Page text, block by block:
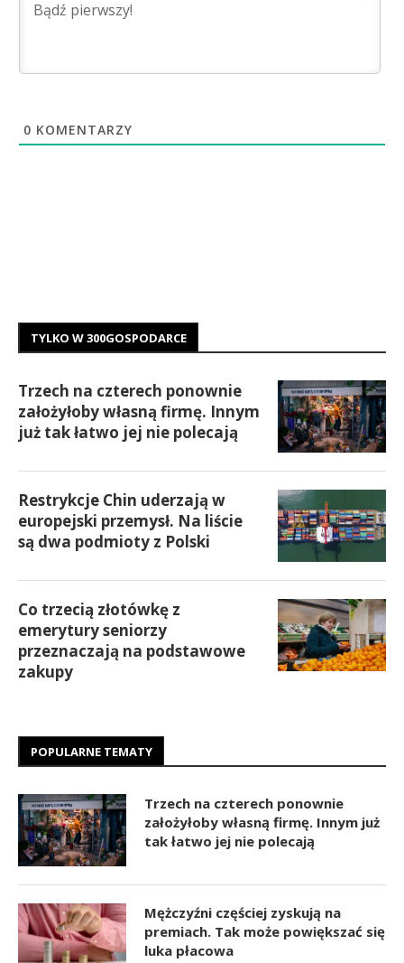
0 KOMENTARZY
TYLKO W 300GOSPODARCE
Trzech na czterech ponownie
założyłoby własną firmę. Innym
już tak łatwo jej nie polecają
Restrykcje Chin uderzają w
europejski przemysł. Na liście
są dwa podmioty z Polski
Co trzecią złotówkę z
emerytury seniorzy
przeznaczają na podstawowe
zakupy
POPULARNE TEMATY
Trzech na czterech ponownie
założyłoby własną firmę. Innym już
tak łatwo jej nie polecają
Mężczyźni częściej zyskują na
premiach. Tak może powiększać się
luka płacowa